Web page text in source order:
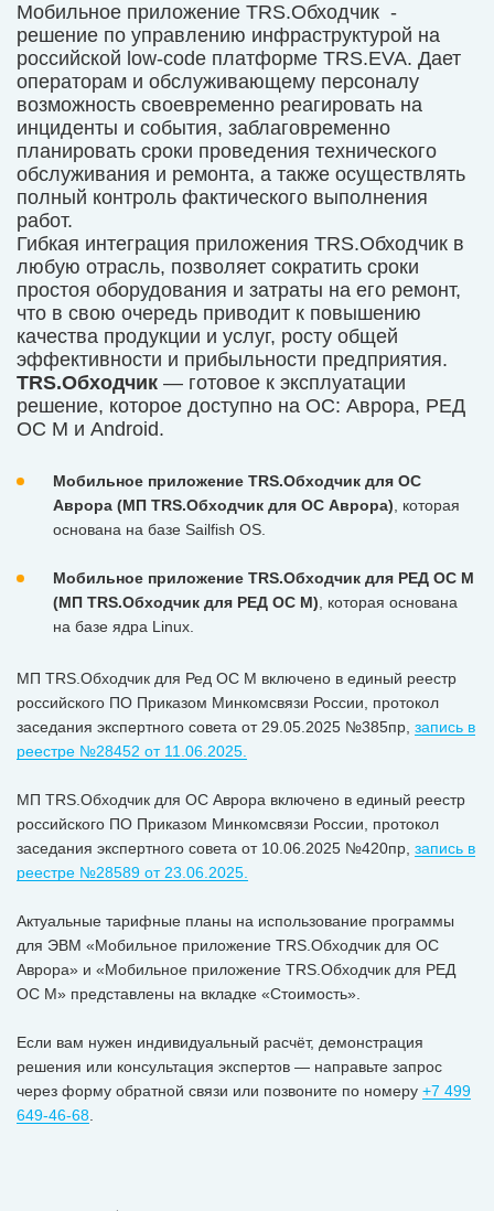
Мобильное приложение TRS.Обходчик -
решение по управлению инфраструктурой на
российской low-code платформе TRS.EVA. Дает
операторам и обслуживающему персоналу
возможность своевременно реагировать на
инциденты и события, заблаговременно
планировать сроки проведения технического
обслуживания и ремонта, а также осуществлять
полный контроль фактического выполнения
работ.
Гибкая интеграция приложения TRS.Обходчик в
любую отрасль, позволяет сократить сроки
простоя оборудования и затраты на его ремонт,
что в свою очередь приводит к повышению
качества продукции и услуг, росту общей
эффективности и прибыльности предприятия.
TRS.Обходчик — готовое к эксплуатации
решение, которое доступно на ОС: Аврора, РЕД
ОС М и Android.
Мобильное приложение TRS.Обходчик для ОС
Аврора (МП TRS.Обходчик для ОС Аврора), которая
основана на базе Sailfish OS.
Мобильное приложение TRS.Обходчик для РЕД ОС М
(МП TRS.Обходчик для РЕД ОС М), которая основана
на базе ядра Linux.
МП TRS.Обходчик для Ред ОС М включено в единый реестр
российского ПО Приказом Минкомсвязи России, протокол
заседания экспертного совета от 29.05.2025 №385пр, запись в
реестре №28452 от 11.06.2025.
МП TRS.Обходчик для ОС Аврора включено в единый реестр
российского ПО Приказом Минкомсвязи России, протокол
заседания экспертного совета от 10.06.2025 №420пр, запись в
реестре №28589 от 23.06.2025.
Актуальные тарифные планы на использование программы
для ЭВМ «Мобильное приложение TRS.Обходчик для ОС
Аврора» и «Мобильное приложение TRS.Обходчик для РЕД
ОС М» представлены на вкладке «Стоимость».
Если вам нужен индивидуальный расчёт, демонстрация
решения или консультация экспертов — направьте запрос
через форму обратной связи или позвоните по номеру +7 499
649-46-68.